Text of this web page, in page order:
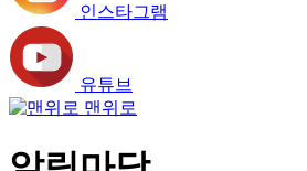
인스타그램
유튜브
맨위로